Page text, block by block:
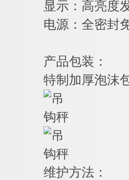
显示：高亮度
电源：全密封
产品包装：
特制加厚泡沫
维护方法：